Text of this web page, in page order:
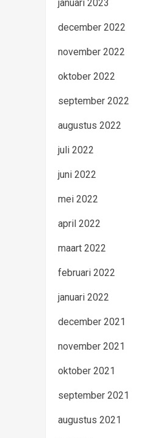
januari 2023
december 2022
november 2022
oktober 2022
september 2022
augustus 2022
juli 2022
juni 2022
mei 2022
april 2022
maart 2022
februari 2022
januari 2022
december 2021
november 2021
oktober 2021
september 2021
augustus 2021